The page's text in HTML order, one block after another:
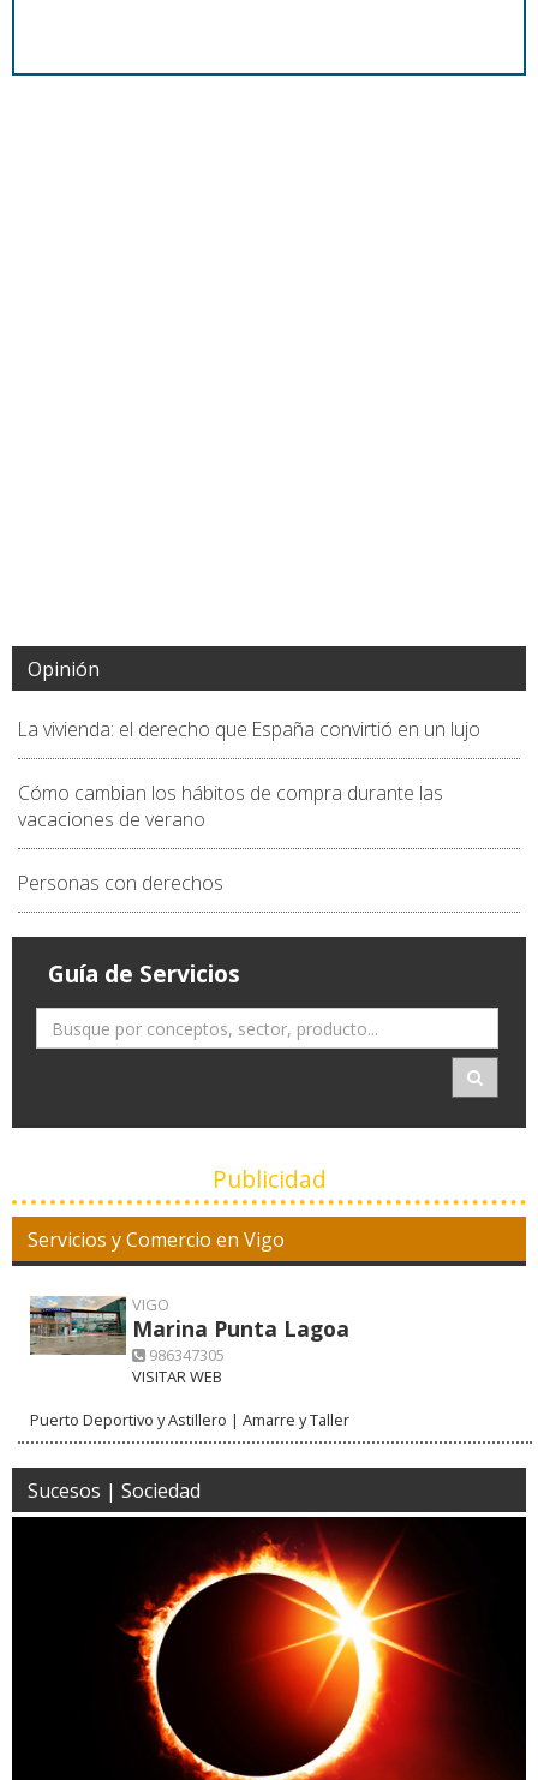
Opinión
La vivienda: el derecho que España convirtió en un lujo
Cómo cambian los hábitos de compra durante las
vacaciones de verano
Personas con derechos
Guía de Servicios
Publicidad
Servicios y Comercio en Vigo
VIGO
Marina Punta Lagoa
986347305
VISITAR WEB
Puerto Deportivo y Astillero | Amarre y Taller
Sucesos | Sociedad